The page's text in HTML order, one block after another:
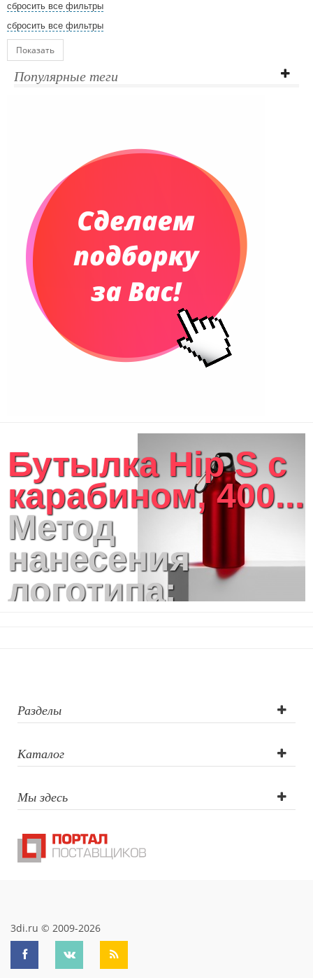
сбросить все фильтры
сбросить все фильтры
Показать
Популярные теги
Бутылка Hip S с
карабином, 400...
Метод
нанесения
логотипа:
лазер), УФ-
печать, УФ DTF
печать,
Гравировка XL
(СО2),
Трафаретная
УФ-печать
круговая,
Разделы
Каталог
Мы здесь
3di.ru © 2009-2026